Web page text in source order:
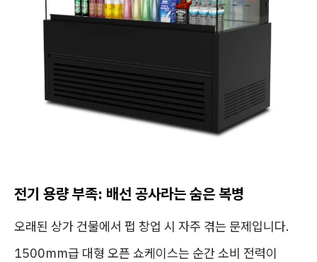
전기 용량 부족: 배선 공사라는 숨은 복병
오래된 상가 건물에서 펍 창업 시 자주 겪는 문제입니다.
1500mm급 대형 오픈 쇼케이스는 순간 소비 전력이